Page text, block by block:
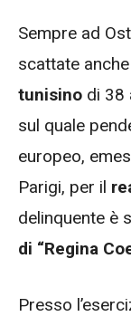
Sempre ad
scattate
tunisino di 38
sul quale
europeo,
Parigi, per il
delinquente è
di “Regina
Presso